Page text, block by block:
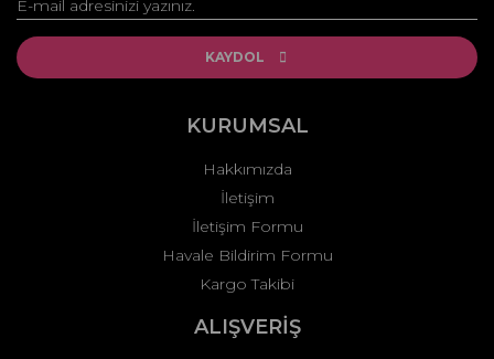
Ürün resmi kalitesiz, bozuk veya görüntülenemiyor.
Ürün açıklamasında eksik bilgiler bulunuyor.
Ürün fiyatı diğer sitelerden daha pahalı.
Gönder
KAYDOL
KURUMSAL
Hakkımızda
İletişim
İletişim Formu
Havale Bildirim Formu
Kargo Takibi
ALIŞVERİŞ